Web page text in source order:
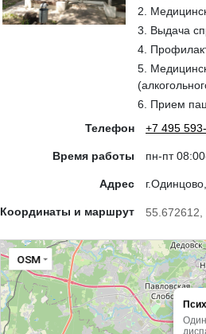
2.
3. Выдача
4.
5.
6. Прием
Телефон
+7 495
Время работы пн-пт
Адрес
Координаты и маршрут 55.672612,
OSM